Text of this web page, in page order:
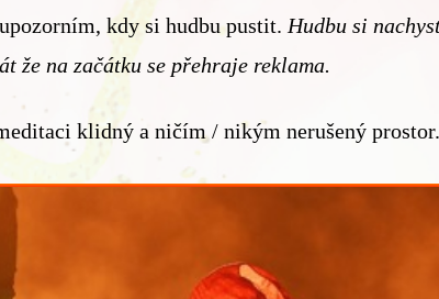
kdy si hudbu pustit.Hudbu si
že na začátku se přehraje reklama.
klidný a ničím / nikým nerušený prostor.